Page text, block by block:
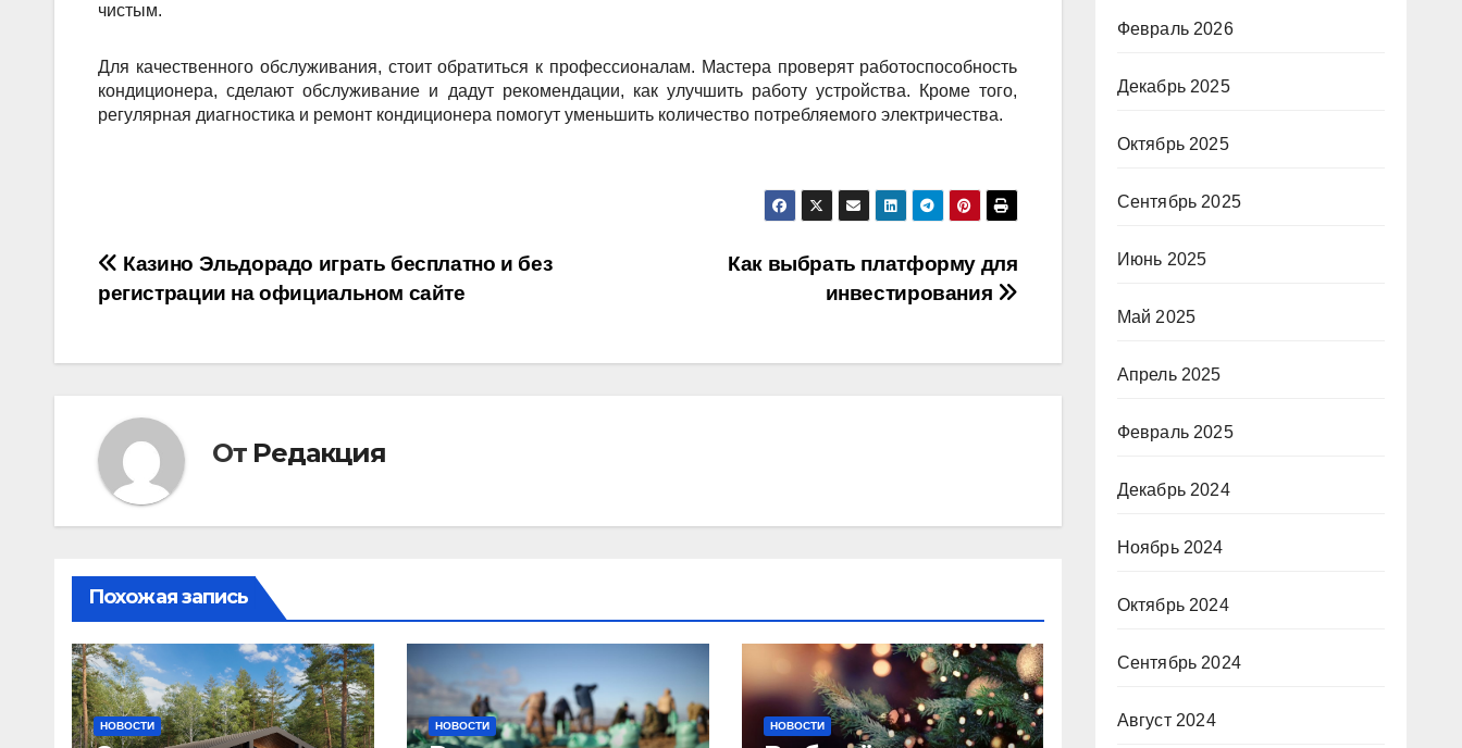
чистым.
Для качественного обслуживания, стоит обратиться к профессионалам. Мастера проверят работоспособность
кондиционера, сделают обслуживание и дадут рекомендации, как улучшить работу устройства. Кроме того,
регулярная диагностика и ремонт кондиционера помогут уменьшить количество потребляемого электричества.
Навигация
по
записям
Как выбрать платформу для
инвестирования
Казино Эльдорадо играть бесплатно и без
регистрации на официальном сайте
От Редакция
Похожая запись
НОВОСТИ НОВОСТИ НОВОСТИ
Февраль 2026
Декабрь 2025
Октябрь 2025
Сентябрь 2025
Июнь 2025
Май 2025
Апрель 2025
Февраль 2025
Декабрь 2024
Ноябрь 2024
Октябрь 2024
Сентябрь 2024
Август 2024